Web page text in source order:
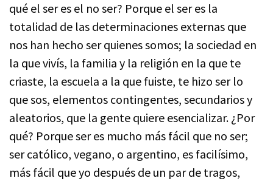
qué el ser es el no ser? Porque el ser es la
totalidad de las determinaciones externas que
nos han hecho ser quienes somos; la sociedad en
la que vivís, la familia y la religión en la que te
criaste, la escuela a la que fuiste, te hizo ser lo
que sos, elementos contingentes, secundarios y
aleatorios, que la gente quiere esencializar. ¿Por
qué? Porque ser es mucho más fácil que no ser;
ser católico, vegano, o argentino, es facilísimo,
más fácil que yo después de un par de tragos,